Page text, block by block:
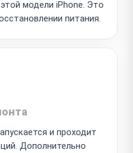
модели iPhone. Это
питания.
и проходит
Дополнительно